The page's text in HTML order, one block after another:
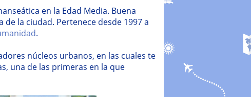
en la Edad Media. Buena
la ciudad. Pertenece desde 1997 a
.
núcleos urbanos, en las cuales te
una de las primeras en la que